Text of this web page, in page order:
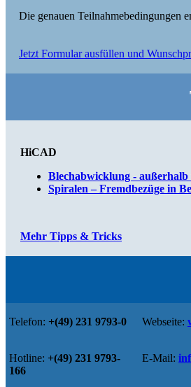
Die genauen Teilnahmebedingungen
Jetzt Formular ausfüllen und
HiCAD
Blechabwicklung -
Spiralen – Fremdbezüge in
Mehr Tipps & Tricks
Telefon: +(49) 231 9793-0 Webseite:
Hotline: +(49) 231 9793-
166
E-Mail: